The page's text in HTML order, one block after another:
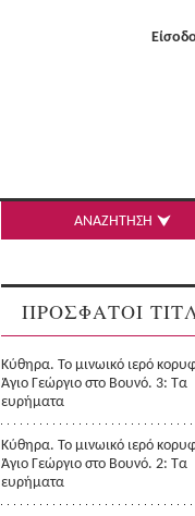
ΑΝΑΖΗΤΗΣΗ
ΠΡΟΣΦΑΤΟΙ
Κύθηρα. Το μινωικό ιερό
Άγιο Γεώργιο στο Βουνό. 3: Τα
ευρήματα
Κύθηρα. Το μινωικό ιερό
Άγιο Γεώργιο στο Βουνό. 2: Τα
ευρήματα